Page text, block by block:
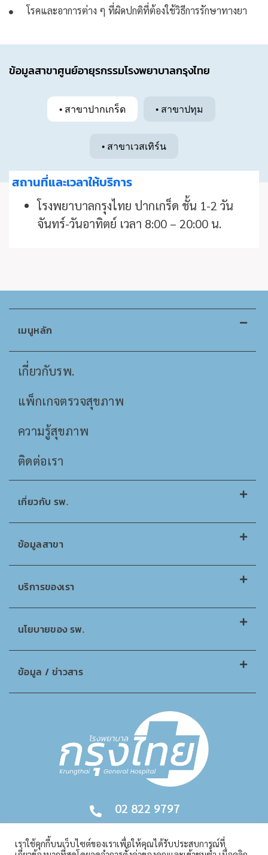
โรคและอาการต่าง ๆ ที่ผิดปกติที่ต้องใช้วิธีการรักษาทางยา
ข้อมูลสาขาศูนย์อายุรกรรมโรงพยาบาลกรุงไทย
• สาขาปากเกร็ด • สาขาปทุม
• สาขาเวสเทิร์น
สถานที่และเวลาให้บริการ
โรงพยาบาลกรุงไทย ปากเกร็ด ชั้น 1-2 วัน
จันทร์-วันอาทิตย์ เวลา 8:00 – 20:00 น.
เมนูหลัก
เกี่ยวกับรพ.
แพ็กเกจตรวจสุขภาพ
ความรู้สุขภาพ
ติดต่อเรา
เกี่ยวกับ รพ.
ข้อมูลสาขา
บริการของเรา
นโยบายของ รพ.
ข้อมูล / ข่าวสาร
02 822 9797
เราใช้คุกกี้บนเว็บไซต์ของเราเพื่อให้คุณได้รับประสบการณ์ที่